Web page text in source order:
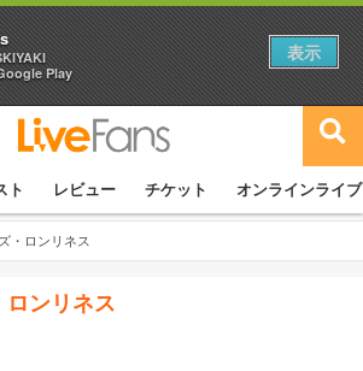
ト レビュー チケット オンラインライブ
・ロンリネス
ロンリネス
Play
表示